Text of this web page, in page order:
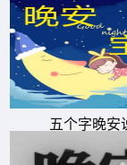
6、闭上眼睛，把
五个字晚安